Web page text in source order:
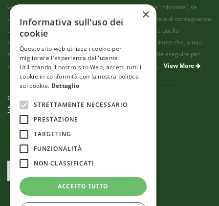
verde, e soprattutto sulla passione per gli alberi. La mia “missione”, se
vogliamo, consiste nel fornire un servizio che sia corretto e di conseguenza
onesto, ben fatto, che non leda il patrimonio del cliente e quello
ambientale, a costo di andare contro le richieste di un cliente che, a mio
avviso, possa aver travisato il concetto di cure corrette da eseguire per
possedere un “albero sano” e di conseguenza "sicuro".... View More
CONTACT US
335 6580375
Email:
PEC: bellorti@pec.it
×
Informativa sull'uso dei
cookie
Questo sito web utilizza i cookie per
migliorare l'esperienza dell'utente.
Utilizzando il nostro sito Web, accetti tutti i
cookie in conformità con la nostra politica
sui cookie. Dettaglio
STRETTAMENTE NECESSARIO
PRESTAZIONE
TARGETING
FUNZIONALITÀ
NON CLASSIFICATI
ACCETTO TUTTO